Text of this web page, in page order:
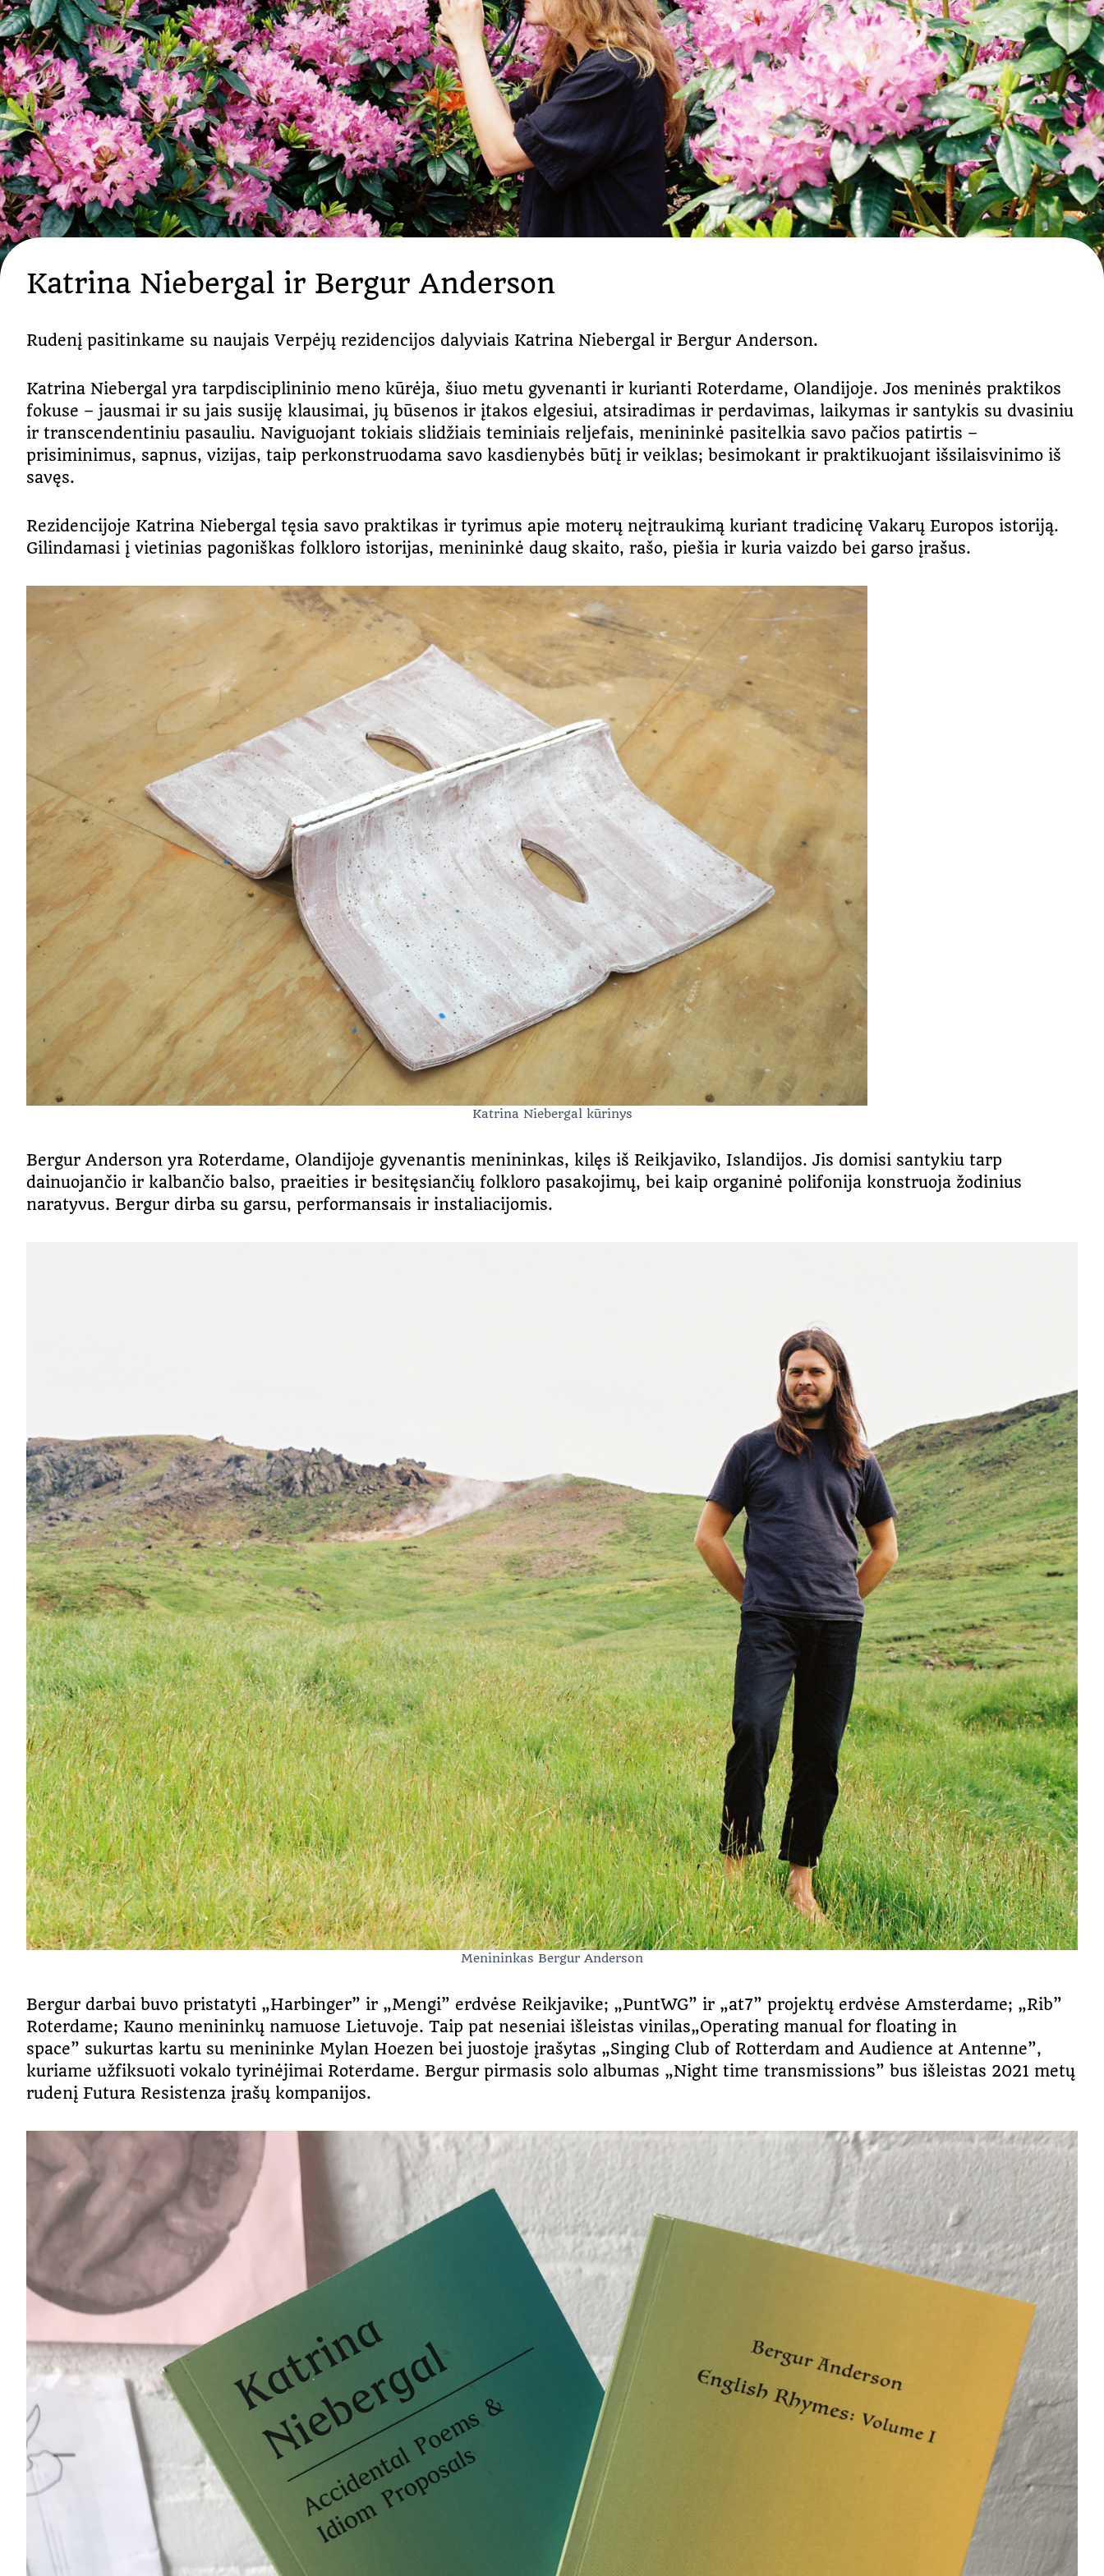
Katrina Niebergal ir Bergur Anderson
Rudenį pasitinkame su naujais Verpėjų rezidencijos dalyviais Katrina Niebergal ir Bergur Anderson.
Katrina Niebergal yra tarpdisciplininio meno kūrėja, šiuo metu gyvenanti ir kurianti Roterdame, Olandijoje. Jos meninės praktikos
fokuse – jausmai ir su jais susiję klausimai, jų būsenos ir įtakos elgesiui, atsiradimas ir perdavimas, laikymas ir santykis su dvasiniu
ir transcendentiniu pasauliu. Naviguojant tokiais slidžiais teminiais reljefais, menininkė pasitelkia savo pačios patirtis –
prisiminimus, sapnus, vizijas, taip perkonstruodama savo kasdienybės būtį ir veiklas; besimokant ir praktikuojant išsilaisvinimo iš
savęs.
Rezidencijoje Katrina Niebergal tęsia savo praktikas ir tyrimus apie moterų neįtraukimą kuriant tradicinę Vakarų Europos istoriją.
Gilindamasi į vietinias pagoniškas folkloro istorijas, menininkė daug skaito, rašo, piešia ir kuria vaizdo bei garso įrašus.
Katrina Niebergal kūrinys
Bergur Anderson yra Roterdame, Olandijoje gyvenantis menininkas, kilęs iš Reikjaviko, Islandijos. Jis domisi santykiu tarp
dainuojančio ir kalbančio balso, praeities ir besitęsiančių folkloro pasakojimų, bei kaip organinė polifonija konstruoja žodinius
naratyvus. Bergur dirba su garsu, performansais ir instaliacijomis.
Menininkas Bergur Anderson
Bergur darbai buvo pristatyti „Harbinger” ir „Mengi” erdvėse Reikjavike; „PuntWG” ir „at7” projektų erdvėse Amsterdame; „Rib”
Roterdame; Kauno menininkų namuose Lietuvoje. Taip pat neseniai išleistas vinilas„Operating manual for floating in
space” sukurtas kartu su menininke Mylan Hoezen bei juostoje įrašytas „Singing Club of Rotterdam and Audience at Antenne”,
kuriame užfiksuoti vokalo tyrinėjimai Roterdame. Bergur pirmasis solo albumas „Night time transmissions” bus išleistas 2021 metų
rudenį Futura Resistenza įrašų kompanijos.